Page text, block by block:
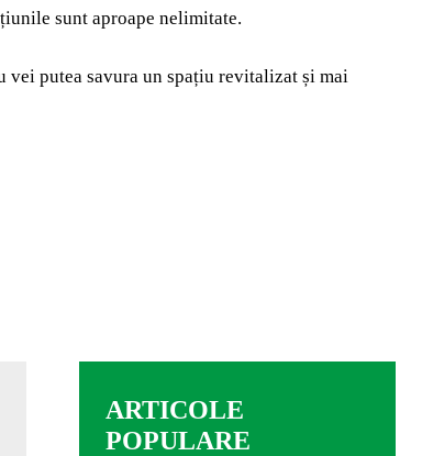
sunt aproape nelimitate.
vei putea savura un spațiu revitalizat și mai
ARTICOLE
POPULARE